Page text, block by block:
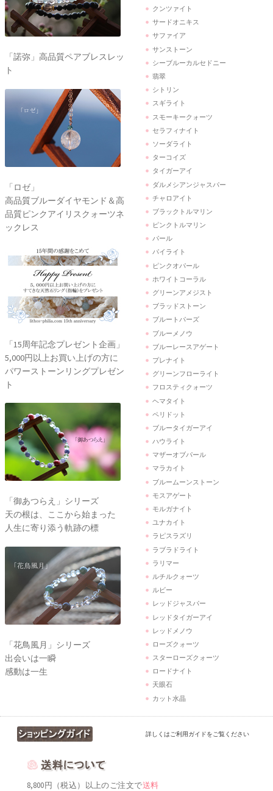
「諾弥」高品質ペアブレスレッ
ト
「ロゼ」
高品質ブルーダイヤモンド＆高
品質ピンクアイリスクォーツネ
ックレス
「15周年記念プレゼント企画」
5,000円以上お買い上げの方に
パワーストーンリングプレゼン
ト
「御あつらえ」シリーズ
天の根は、ここから始まった
人生に寄り添う軌跡の標
「花鳥風月」シリーズ
出会いは一瞬
感動は一生
クンツァイト
サードオニキス
サファイア
サンストーン
シーブルーカルセドニー
翡翠
シトリン
スギライト
スモーキークォーツ
セラフィナイト
ソーダライト
ターコイズ
タイガーアイ
ダルメシアンジャスパー
チャロアイト
ブラックトルマリン
ピンクトルマリン
パール
パイライト
ピンクオパール
ホワイトコーラル
グリーンアメジスト
ブラッドストーン
ブルートパーズ
ブルーメノウ
ブルーレースアゲート
プレナイト
グリーンフローライト
フロスティクォーツ
ヘマタイト
ペリドット
ブルータイガーアイ
ハウライト
マザーオブパール
マラカイト
ブルームーンストーン
モスアゲート
モルガナイト
ユナカイト
ラピスラズリ
ラブラドライト
ラリマー
ルチルクォーツ
ルビー
レッドジャスパー
レッドタイガーアイ
レッドメノウ
ローズクォーツ
スターローズクォーツ
ロードナイト
天眼石
カット水晶
詳しくはご利用ガイドをご覧ください
8,800円（税込）以上のご注文で送料